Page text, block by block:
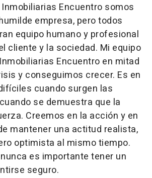
Encuentro somos
empresa, pero todos
equipo humano y profesional
cliente y la sociedad. Mi equipo
Encuentro en mitad
y conseguimos crecer. Es en
cuando surgen las
se demuestra que la
Creemos en la acción y en
mantener una actitud realista,
optimista al mismo tiempo.
es importante tener un
seguro.